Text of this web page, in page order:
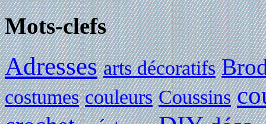
Mots-clefs
Adresses arts décoratifs
costumes couleurs Coussins